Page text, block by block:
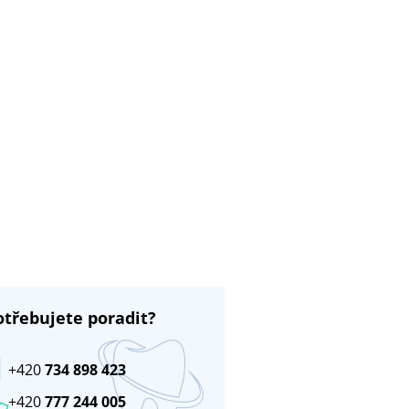
poradit?
+420777 244 005
+420734 898 423